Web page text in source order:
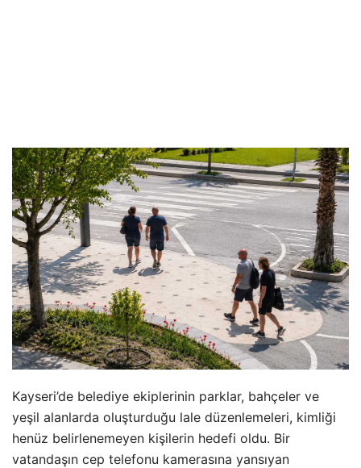
Kayseri’de belediye ekiplerinin parklar, bahçeler ve
yeşil alanlarda oluşturduğu lale düzenlemeleri, kimliği
henüz belirlenemeyen kişilerin hedefi oldu. Bir
vatandaşın cep telefonu kamerasına yansıyan